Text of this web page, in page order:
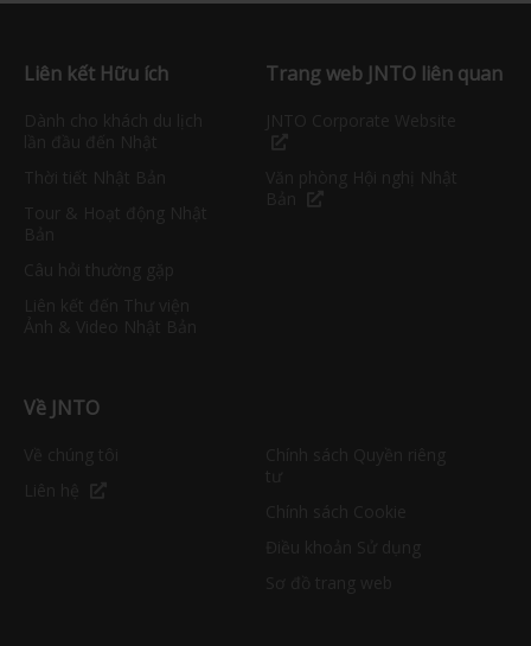
Liên kết Hữu ích Trang web JNTO liên quan
Về JNTO